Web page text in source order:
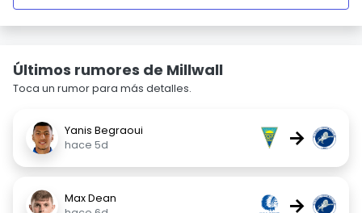
Últimos rumores de Millwall
Toca un rumor para más detalles.
Yanis Begraoui
hace 5d
→
Max Dean
→